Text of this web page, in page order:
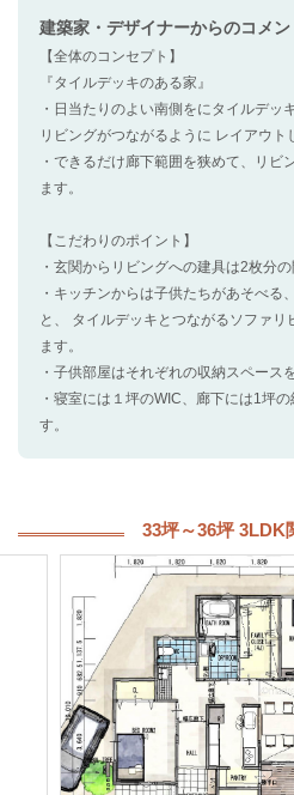
建築家・デザイナーからのコメン
【全体のコンセプト】
『タイルデッキのある家』
・日当たりのよい南側をにタイルデッ
リビングがつながるように レイアウト
・できるだけ廊下範囲を狭めて、リビ
ます。
【こだわりのポイント】
・玄関からリビングへの建具は2枚分
・キッチンからは子供たちがあそべる
と、 タイルデッキとつながるソファリ
ます。
・子供部屋はそれぞれの収納スペース
・寝室には１坪のWIC、廊下には1坪
す。
33坪～36坪 3LDK